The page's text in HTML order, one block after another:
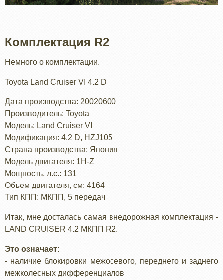
Комплектация R2
Немного о комплектации.
Toyota Land Cruiser VI 4.2 D
Дата производства: 20020600
Производитель: Toyota
Модель: Land Cruiser VI
Модификация: 4.2 D, HZJ105
Страна производства: Япония
Модель двигателя: 1H-Z
Мощность, л.с.: 131
Объем двигателя, см: 4164
Тип КПП: МКПП, 5 передач
Итак, мне досталась самая внедорожная комплектация -
LAND CRUISER 4.2 МКПП R2.
Это означает:
- наличие блокировки межосевого, переднего и заднего
межколесных дифференциалов